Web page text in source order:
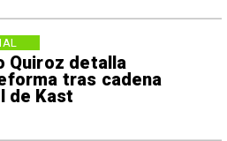
Quiroz detalla
tras cadena
de Kast